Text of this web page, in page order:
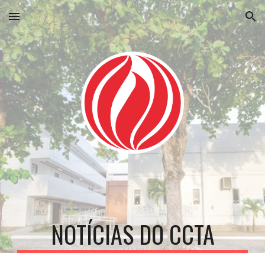
Skip to main content Skip to navigation
NOTÍCIAS DO CCTA